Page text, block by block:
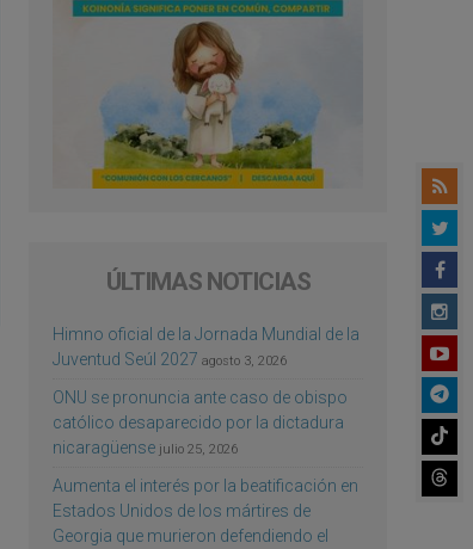
ÚLTIMAS NOTICIAS
Himno oficial de la Jornada Mundial de la
Juventud Seúl 2027 agosto 3, 2026
ONU se pronuncia ante caso de obispo
católico desaparecido por la dictadura
nicaragüense julio 25, 2026
Aumenta el interés por la beatificación en
Estados Unidos de los mártires de
Georgia que murieron defendiendo el